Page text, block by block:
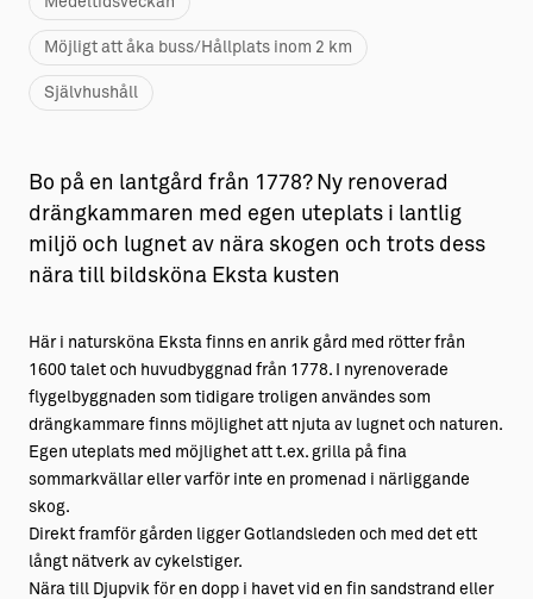
Möjligt att åka buss/Hållplats inom 2 km
Självhushåll
Bo på en lantgård från 1778? Ny renoverad
drängkammaren med egen uteplats i lantlig
miljö och lugnet av nära skogen och trots dess
nära till bildsköna Eksta kusten
Här i natursköna Eksta finns en anrik gård med rötter från
1600 talet och huvudbyggnad från 1778. I nyrenoverade
flygelbyggnaden som tidigare troligen användes som
drängkammare finns möjlighet att njuta av lugnet och naturen.
Egen uteplats med möjlighet att t.ex. grilla på fina
sommarkvällar eller varför inte en promenad i närliggande
skog.
Direkt framför gården ligger Gotlandsleden och med det ett
långt nätverk av cykelstiger.
Nära till Djupvik för en dopp i havet vid en fin sandstrand eller